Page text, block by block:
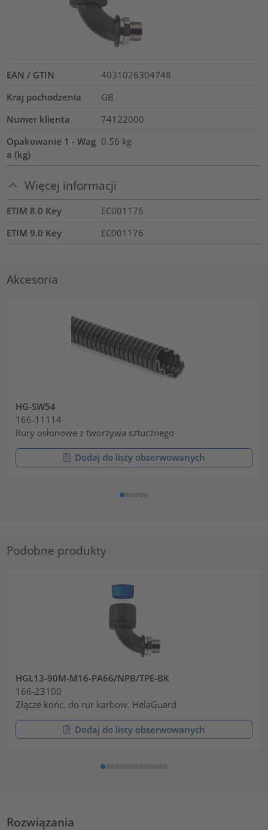
EAN / GTIN
4031026304748
Kraj pochodzenia
GB
Numer klienta
74122000
Opakowanie 1 - Wag
a (kg)
0.56 kg
Więcej informacji
ETIM 8.0 Key
EC001176
ETIM 9.0 Key
EC001176
Akcesoria
HG-SW54
166-11114
Rury osłonowe z tworzywa sztucznego
Dodaj do listy obserwowanych
Podobne produkty
HGL13-90M-M16-PA66/NPB/TPE-BK
166-23100
Złącze końc. do rur karbow. HelaGuard
Dodaj do listy obserwowanych
Rozwiązania